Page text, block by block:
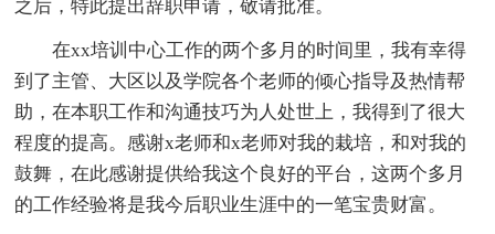
之后，特此提出辞职申请，敬请批准。
在xx培训中心工作的两个多月的时间里，我有幸得
到了主管、大区以及学院各个老师的倾心指导及热情帮
助，在本职工作和沟通技巧为人处世上，我得到了很大
程度的提高。感谢x老师和x老师对我的栽培，和对我的
鼓舞，在此感谢提供给我这个良好的平台，这两个多月
的工作经验将是我今后职业生涯中的一笔宝贵财富。